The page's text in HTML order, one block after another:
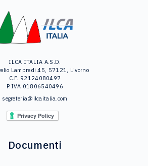
ILCA ITALIA A.S.D.
Lampredi 45, 57121, Livorno
C.F. 92124080497
P.IVA 01806540496
segreteria@ilcaitalia.com
Documenti